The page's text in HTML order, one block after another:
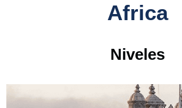
Africa
Niveles